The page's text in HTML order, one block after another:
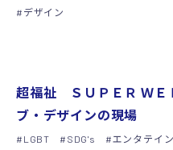
デザイン
超福祉 ＳＵＰＥＲ Ｗ
ブ・デザインの現場
LGBT SDG's エンタテイ